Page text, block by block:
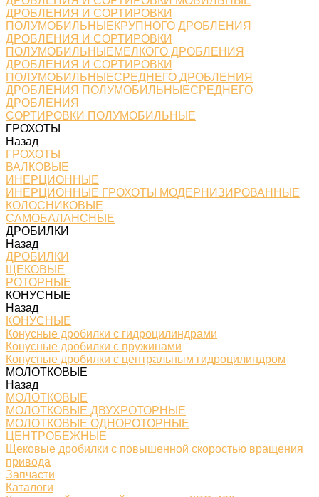
ДРОБЛЕНИЯ И СОРТИРОВКИ
ПОЛУМОБИЛЬНЫЕКРУПНОГО ДРОБЛЕНИЯ
ДРОБЛЕНИЯ И СОРТИРОВКИ
ПОЛУМОБИЛЬНЫЕМЕЛКОГО ДРОБЛЕНИЯ
ДРОБЛЕНИЯ И СОРТИРОВКИ
ПОЛУМОБИЛЬНЫЕСРЕДНЕГО ДРОБЛЕНИЯ
ДРОБЛЕНИЯ ПОЛУМОБИЛЬНЫЕСРЕДНЕГО
ДРОБЛЕНИЯ
СОРТИРОВКИ ПОЛУМОБИЛЬНЫЕ
ГРОХОТЫ
Назад
ГРОХОТЫ
ВАЛКОВЫЕ
ИНЕРЦИОННЫЕ
ИНЕРЦИОННЫЕ ГРОХОТЫ МОДЕРНИЗИРОВАННЫЕ
КОЛОСНИКОВЫЕ
САМОБАЛАНСНЫЕ
ДРОБИЛКИ
Назад
ДРОБИЛКИ
ЩЕКОВЫЕ
РОТОРНЫЕ
КОНУСНЫЕ
Назад
КОНУСНЫЕ
Конусные дробилки с гидроцилиндрами
Конусные дробилки с пружинами
Конусные дробилки с центральным гидроцилиндром
МОЛОТКОВЫЕ
Назад
МОЛОТКОВЫЕ
МОЛОТКОВЫЕ ДВУХРОТОРНЫЕ
МОЛОТКОВЫЕ ОДНОРОТОРНЫЕ
ЦЕНТРОБЕЖНЫЕ
Щековые дробилки с повышенной скоростью вращения
привода
Запчасти
Каталоги